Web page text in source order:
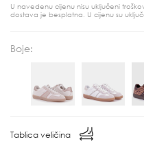
U navedenu cijenu nisu uključeni
dostava je besplatna. U cijenu su
Boje:
Tablica veličina